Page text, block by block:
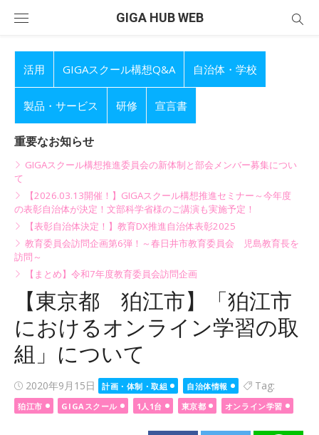
GIGA HUB WEB
活用 GIGAスクール構想Q&A 自治体・学校
製品・サービス 研修 宣言書
重要なお知らせ
GIGAスクール構想推進委員会の新体制と部会メンバー募集につい
て
【2026.03.13開催！】GIGAスクール構想推進セミナー～今年度
の表彰自治体が決定！文部科学省様のご講演も実施予定！
【表彰自治体決定！】教育DX推進自治体表彰2025
教育委員会訪問企画第6弾！～春日井市教育委員会 児島教育長を
訪問～
【まとめ】令和7年度教育委員会訪問企画
【東京都 狛江市】「狛江市
におけるオンライン学習の取
組」について
Posted
on
2020年9月15日 計画・体制・取組 自治体情報 Tag:
狛江市 GIGAスクール 1人1台 東京都 オンライン学習